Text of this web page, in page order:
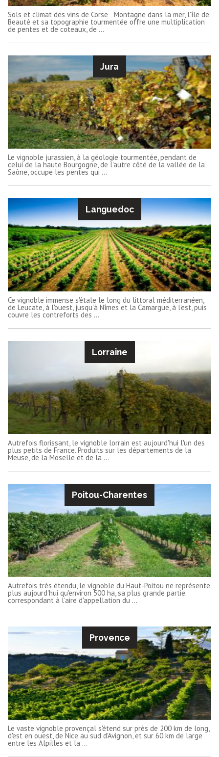
Sols et climat des vins de Corse Montagne dans la mer, l'île de
Beauté et sa topographie tourmentée offre une multiplication
de pentes et de coteaux, de ...
Jura
Le vignoble jurassien, à la géologie tourmentée, pendant de
celui de la haute Bourgogne, de l'autre côté de la vallée de la
Saône, occupe les pentes qui ...
Languedoc
Ce vignoble immense s'étale le long du littoral méditerranéen,
de Leucate, à l'ouest, jusqu'à Nîmes et la Camargue, à l'est, puis
couvre les contreforts des ...
Lorraine
Autrefois florissant, le vignoble lorrain est aujourd'hui l'un des
plus petits de France. Produits sur les départements de la
Meuse, de la Moselle et de la ...
Poitou-Charentes
Autrefois très étendu, le vignoble du Haut-Poitou ne représente
plus aujourd'hui qu'environ 500 ha, sa plus grande partie
correspondant à l'aire d'appellation du ...
Provence
Le vaste vignoble provençal s'étend sur près de 200 km de long,
d'est en ouest, de Nice au sud d'Avignon, et sur 60 km de large
entre les Alpilles et la ...